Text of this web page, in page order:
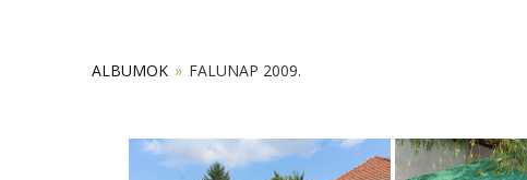
ALBUMOK » FALUNAP 2009.